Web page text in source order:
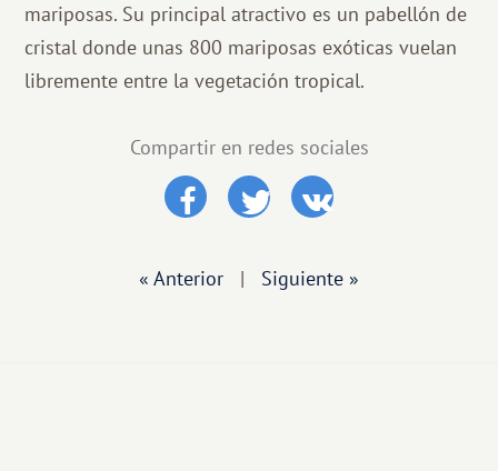
mariposas. Su principal atractivo es un pabellón de
cristal donde unas 800 mariposas exóticas vuelan
libremente entre la vegetación tropical.
Compartir en redes sociales
« Anterior | Siguiente »